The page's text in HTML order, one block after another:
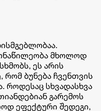
მხოლოდ
ეს არის
რომ ბუნება ჩვენთვის
როდესაც სხვადასხვა
გარემოს
ეფექტური შედეგი,